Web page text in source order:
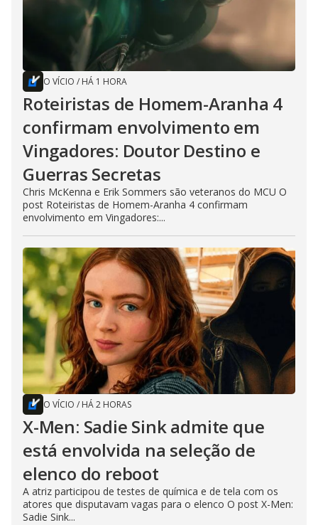
O VÍCIO / HÁ 1 HORA
Roteiristas de Homem-Aranha 4
confirmam envolvimento em
Vingadores: Doutor Destino e
Guerras Secretas
Chris McKenna e Erik Sommers são veteranos do MCU O
post Roteiristas de Homem-Aranha 4 confirmam
envolvimento em Vingadores:...
O VÍCIO / HÁ 2 HORAS
X-Men: Sadie Sink admite que
está envolvida na seleção de
elenco do reboot
A atriz participou de testes de química e de tela com os
atores que disputavam vagas para o elenco O post X-Men:
Sadie Sink...